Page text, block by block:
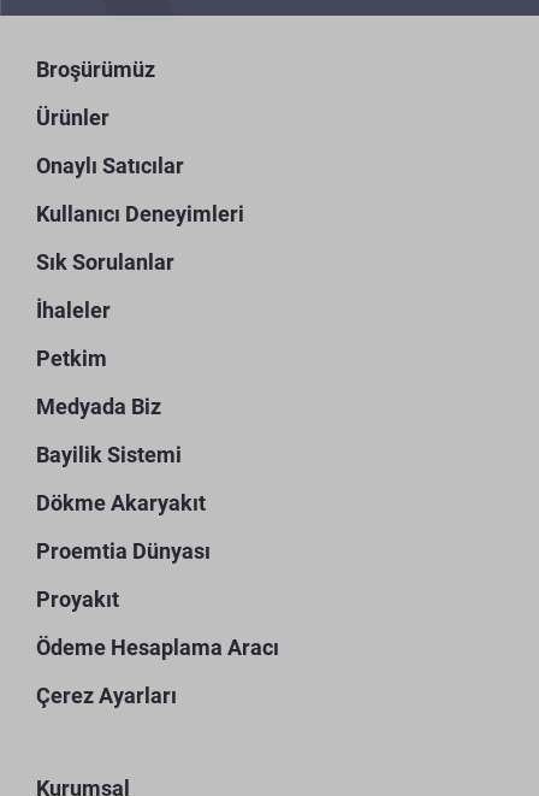
Broşürümüz
Ürünler
Onaylı Satıcılar
Kullanıcı Deneyimleri
Sık Sorulanlar
İhaleler
Petkim
Medyada Biz
Bayilik Sistemi
Dökme Akaryakıt
Proemtia Dünyası
Proyakıt
Ödeme Hesaplama Aracı
Çerez Ayarları
Kurumsal